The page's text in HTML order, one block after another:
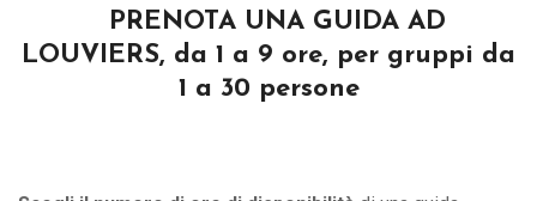
PRENOTA UNA GUIDA AD
LOUVIERS, da 1 a 9 ore, per gruppi da
1 a 30 persone